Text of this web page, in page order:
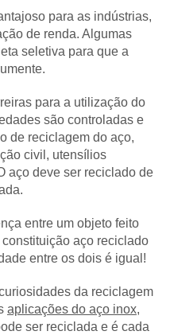
para as indústrias,
de renda. Algumas
seletiva para que a
para a utilização do
são controladas e
de reciclagem do aço,
civil, utensílios
aço deve ser reciclado de
entre um objeto feito
aço reciclado
entre os dois é igual!
da reciclagem
aplicações do aço inox,
ser reciclada e é cada